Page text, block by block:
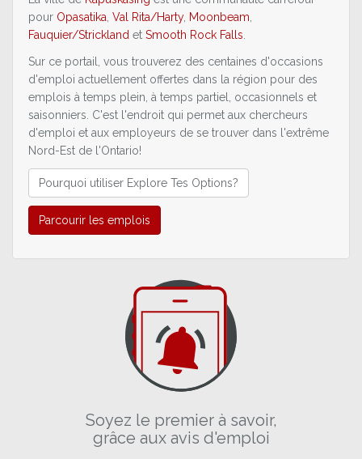
pour Opasatika Val Rita/Harty, Moonbeam
Fauquier/Strickland et Smooth Rock Falls
Sur ce portail, vous trouverez des centaines d'occasions
d'emploi actuellement offertes dans la région pour des
emplois à temps plein, à temps partiel, occasionnels et
saisonniers. C'est l'endroit qui permet aux chercheurs
d'emploi et aux employeurs de se trouver dans l'extrême
Nord-Est de l'Ontario!
Pourquoi utiliser Explore Tes Options?
Parcourir les emplois
Soyez le premier à savoir,
grâce aux avis d'emploi